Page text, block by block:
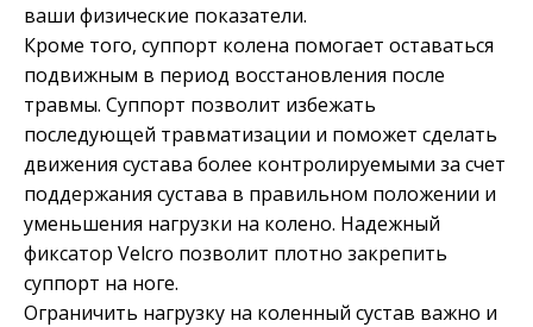
ваши физические показатели.
Кроме того, суппорт колена помогает оставаться
подвижным в период восстановления после
травмы. Суппорт позволит избежать
последующей травматизации и поможет сделать
движения сустава более контролируемыми за счет
поддержания сустава в правильном положении и
уменьшения нагрузки на колено. Надежный
фиксатор Velcro позволит плотно закрепить
суппорт на ноге.
Ограничить нагрузку на коленный сустав важно и